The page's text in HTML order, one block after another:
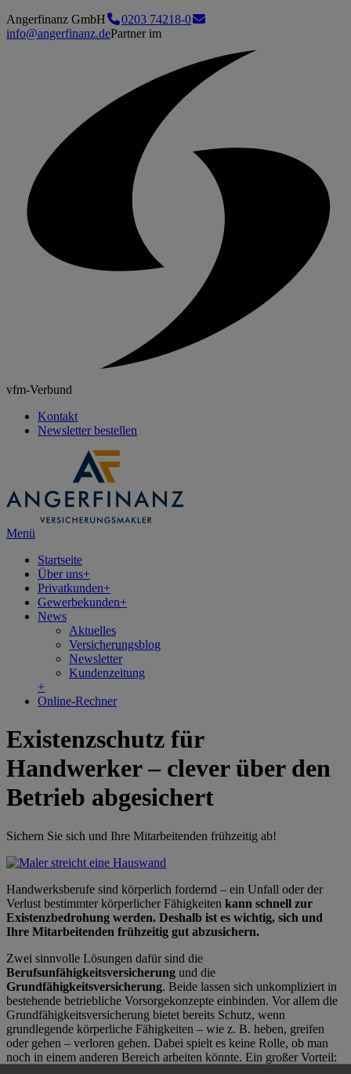
Angerfinanz GmbH
0203 74218-0
info@angerfinanz.dePartner im
vfm-Verbund
Kontakt
Newsletter bestellen
Menü
Startseite
Über uns+
Privatkunden+
Gewerbekunden+
News
Aktuelles
Versicherungsblog
Newsletter
Kundenzeitung
+
Online-Rechner
Existenzschutz für
Handwerker – clever über den
Betrieb abgesichert
Sichern Sie sich und Ihre Mitarbeitenden frühzeitig ab!
Handwerksberufe sind körperlich fordernd – ein Unfall oder der
Verlust bestimmter körperlicher Fähigkeiten kann schnell zur
Existenzbedrohung werden. Deshalb ist es wichtig, sich und
Ihre Mitarbeitenden frühzeitig gut abzusichern.
Zwei sinnvolle Lösungen dafür sind die
Berufsunfähigkeitsversicherung und die
Grundfähigkeitsversicherung. Beide lassen sich unkompliziert in
bestehende betriebliche Vorsorgekonzepte einbinden. Vor allem die
Grundfähigkeitsversicherung bietet bereits Schutz, wenn
grundlegende körperliche Fähigkeiten – wie z. B. heben, greifen
oder gehen – verloren gehen. Dabei spielt es keine Rolle, ob man
noch in einem anderen Bereich arbeiten könnte. Ein großer Vorteil: